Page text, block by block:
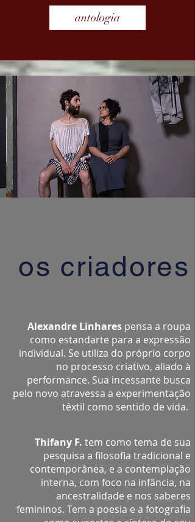
antologia
os criadores
Alexandre Linhares pensa a roupa
como estandarte para a expressão
individual. Se utiliza do próprio corpo
no processo criativo, aliado à
performance. Sua incessante busca
pelo novo atravessa a experimentação
têxtil como sentido de vida.
Thifany F. tem como tema de sua
pesquisa a filosofia tradicional e
contemporânea, e a contemplação
interna, com foco na infância, na
ancestralidade e nos saberes
femininos. Tem a poesia e a fotografia